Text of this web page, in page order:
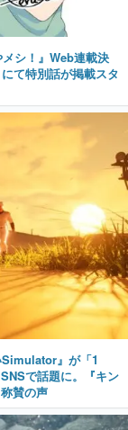
メシ！』Web連載決
て特別話が掲載スタ
』が「1
で話題に。『キン
賛の声